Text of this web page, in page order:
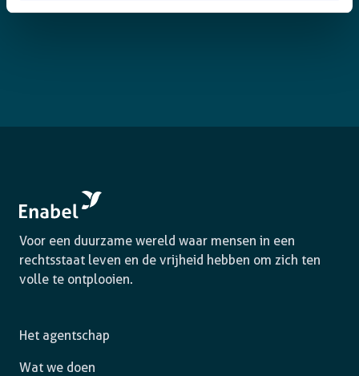
Voor een duurzame wereld waar mensen in een
rechtsstaat leven en de vrijheid hebben om zich ten
volle te ontplooien.
Het agentschap
Wat we doen